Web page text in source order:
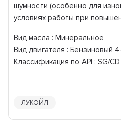
шумности (особенно для
условиях работы при
Вид масла : Минеральное
Вид двигателя : Бензиновый
Классификация по API : SG/CD
ЛУКОЙЛ